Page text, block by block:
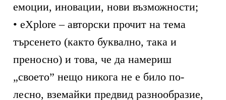
емоции, иновации, нови възможности;
• eXplore – авторски прочит на тема
търсенето (както буквално, така и
преносно) и това, че да намериш
„своето” нещо никога не е било по-
лесно, вземайки предвид разнообразие,